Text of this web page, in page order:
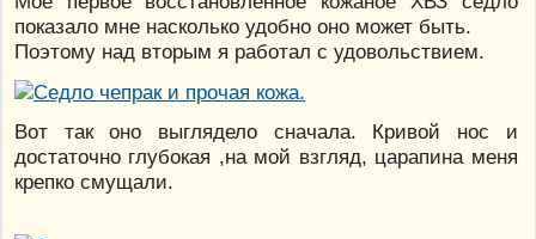
показало мне насколько удобно оно может быть.
Поэтому над вторым я работал с удовольствием.
Вот так оно выглядело сначала. Кривой нос и
достаточно глубокая ,на мой взгляд, царапина меня
крепко смущали.